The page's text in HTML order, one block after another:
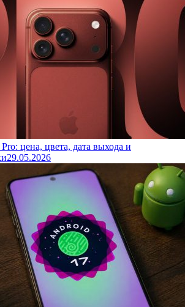
цена, цвета, дата выхода и
29.05.2026